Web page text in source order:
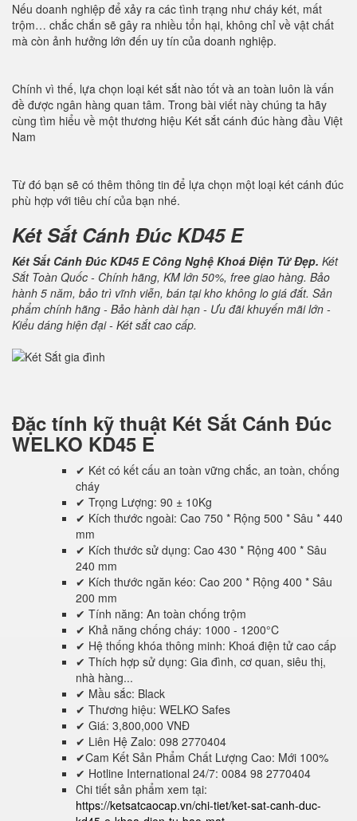
Nếu doanh nghiệp để xảy ra các tình trạng như cháy két, mất
trộm… chắc chắn sẽ gây ra nhiều tổn hại, không chỉ về vật chất
mà còn ảnh hưởng lớn đến uy tín của doanh nghiệp.
Chính vì thế, lựa chọn loại két sắt nào tốt và an toàn luôn là vấn
đề được ngân hàng quan tâm. Trong bài viết này chúng ta hãy
cùng tìm hiểu về một thương hiệu Két sắt cánh đúc hàng đầu Việt
Nam
Từ đó bạn sẽ có thêm thông tin để lựa chọn một loại két cánh đúc
phù hợp với tiêu chí của bạn nhé.
Két Sắt Cánh Đúc KD45 E
Két Sắt Cánh Đúc KD45 E Công Nghệ Khoá Điện Tử Đẹp. Két
Sắt Toàn Quốc - Chính hãng, KM lớn 50%, free giao hàng. Bảo
hành 5 năm, bảo trì vĩnh viễn, bán tại kho không lo giá đắt. Sản
phẩm chính hãng - Bảo hành dài hạn - Ưu đãi khuyến mãi lớn -
Kiểu dáng hiện đại - Két sắt cao cấp.
Đặc tính kỹ thuật Két Sắt Cánh Đúc
WELKO KD45 E
✔ Két có kết cấu an toàn vững chắc, an toàn, chống
cháy
✔ Trọng Lượng: 90 ± 10Kg
✔ Kích thước ngoài: Cao 750 * Rộng 500 * Sâu * 440
mm
✔ Kích thước sử dụng: Cao 430 * Rộng 400 * Sâu
240 mm
✔ Kích thước ngăn kéo: Cao 200 * Rộng 400 * Sâu
200 mm
✔ Tính năng: An toàn chống trộm
✔ Khả năng chống cháy: 1000 - 1200°C
✔ Hệ thống khóa thông minh: Khoá điện tử cao cấp
✔ Thích hợp sử dụng: Gia đình, cơ quan, siêu thị,
nhà hàng...
✔ Mầu sắc: Black
✔ Thương hiệu: WELKO Safes
✔ Giá: 3,800,000 VNĐ
✔ Liên Hệ Zalo: 098 2770404
✔Cam Kết Sản Phẩm Chất Lượng Cao: Mới 100%
✔ Hotline International 24/7: 0084 98 2770404
Chi tiết sản phẩm xem tại:
https://ketsatcaocap.vn/chi-tiet/ket-sat-canh-duc-